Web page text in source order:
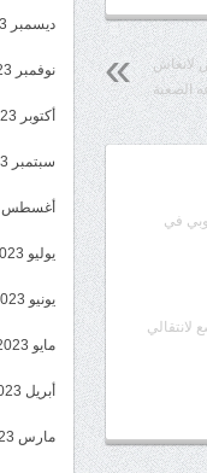
لانعاش
الصعبة
في
لانتقالي
ديسمبر 2023
نوفمبر 2023
أكتوبر 2023
سبتمبر 2023
أغسطس 2023
يوليو 2023
يونيو 2023
مايو 2023
أبريل 2023
مارس 2023